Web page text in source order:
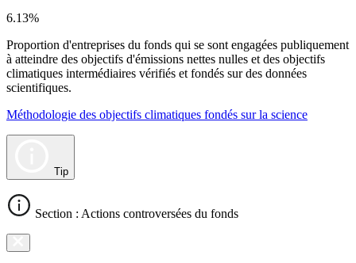
6.13%
Proportion d'entreprises du fonds qui se sont engagées publiquement
à atteindre des objectifs d'émissions nettes nulles et des objectifs
climatiques intermédiaires vérifiés et fondés sur des données
scientifiques.
Méthodologie des objectifs climatiques fondés sur la science
Tip
Section : Actions controversées du fonds